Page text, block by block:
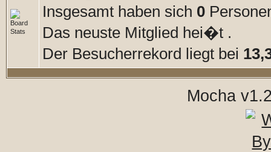
Insgesamt haben sich 0
Das neuste Mitglied hei�t .
Der Besucherrekord liegt bei
Mocha